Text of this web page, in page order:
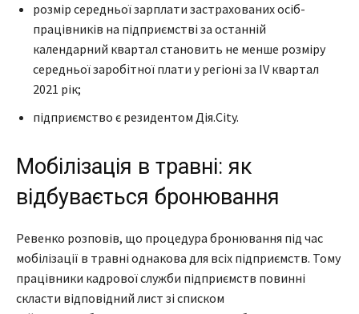
розмір середньої зарплати застрахованих осіб-
працівників на підприємстві за останній
календарний квартал становить не менше розміру
середньої заробітної плати у регіоні за IV квартал
2021 рік;
підприємство є резидентом Дія.City.
Мобілізація в травні: як
відбувається бронювання
Ревенко розповів, що процедура бронювання під час
мобілізації в травні однакова для всіх підприємств. Тому
працівники кадрової служби підприємств повинні
скласти відповідний лист зі списком